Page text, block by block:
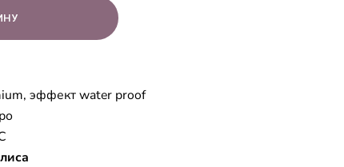
эффект water proof